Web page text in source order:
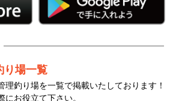
り場一覧
理釣り場を一覧で掲載いたしております！
にお役立て下さい。